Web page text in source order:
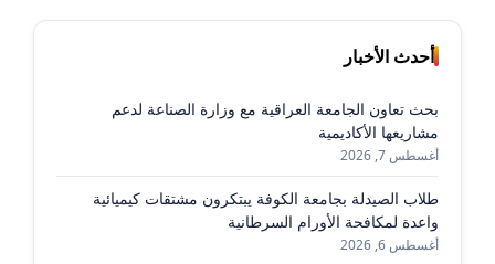
أحدث الأخبار
بحث تعاون الجامعة العراقية مع وزارة الصناعة لدعم
مشاريعها الأكاديمية
أغسطس 7, 2026
طلاب الصيدلة بجامعة الكوفة يبتكرون مشتقات كيميائية
واعدة لمكافحة الأورام السرطانية
أغسطس 6, 2026